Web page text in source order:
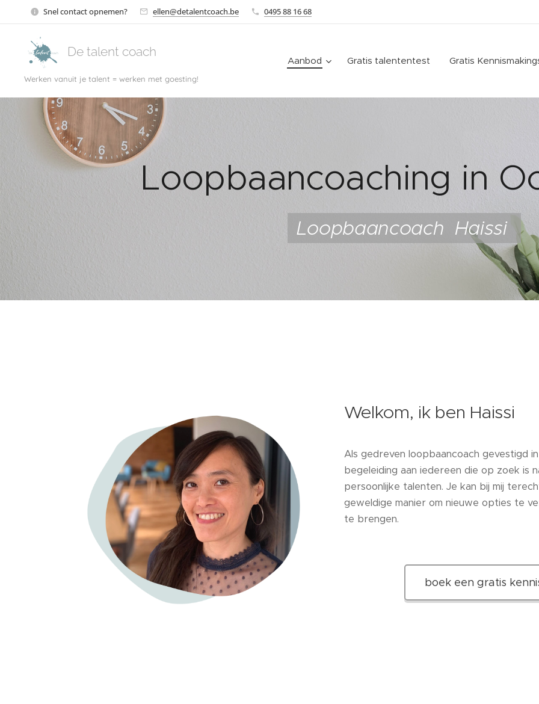
Snel contact opnemen? ellen@detalentcoach.be 0495 88 16 68
De talent coach
Werken vanuit je talent = werken met goesting!
Aanbod Gratis talententest Gratis
Loopbaancoaching in
Loopbaancoach Haissi
Welkom, ik ben Haissi
Als gedreven loopbaancoach gevestigd
begeleiding aan iedereen die op zoek is
persoonlijke talenten. Je kan bij mij
geweldige manier om nieuwe opties te
te brengen.
boek een gratis